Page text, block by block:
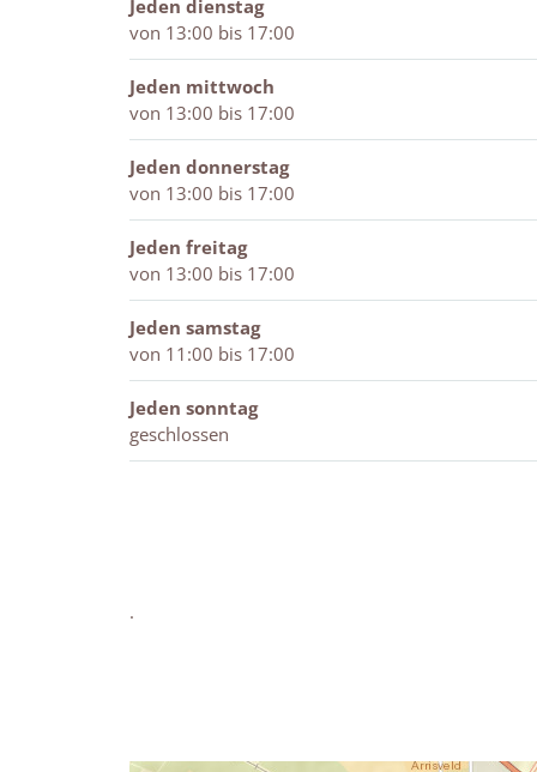
I
.
.
H
.
I
.
P
.
n
H
.
I
.
P
.
I
.
P
.
e
n
H
.
I
.
P
.
m
f
a
b
r
i
e
k
e
n
.
I
.
u
m
f
a
b
r
i
e
k
e
H
.
Jeden dienstag
von 13:00 bis 17:00
Jeden mittwoch
von 13:00 bis 17:00
Jeden donnerstag
von 13:00 bis 17:00
Jeden freitag
von 13:00 bis 17:00
Jeden samstag
von 11:00 bis 17:00
Jeden sonntag
geschlossen
.